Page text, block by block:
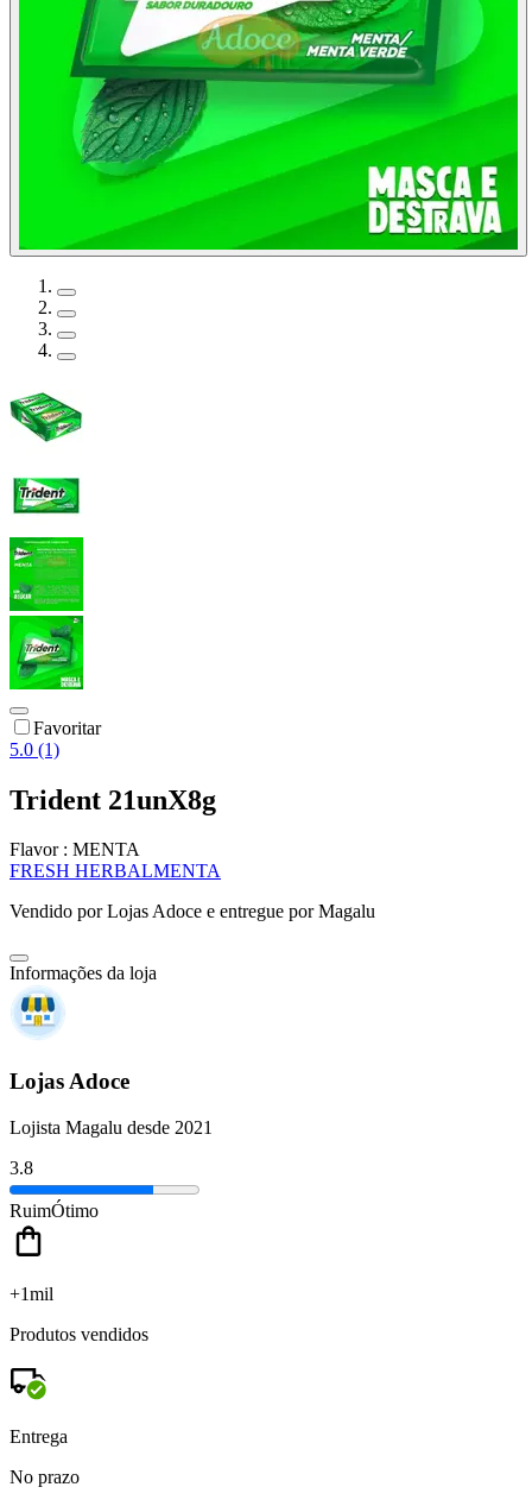
Favoritar
5.0 (1)
Trident 21unX8g
Flavor : MENTA
FRESH HERBALMENTA
Vendido porLojas Adoce e entregue por Magalu
Informações da loja
Lojas Adoce
Lojista Magalu desde 2021
3.8
RuimÓtimo
+1mil
Produtos vendidos
Entrega
No prazo